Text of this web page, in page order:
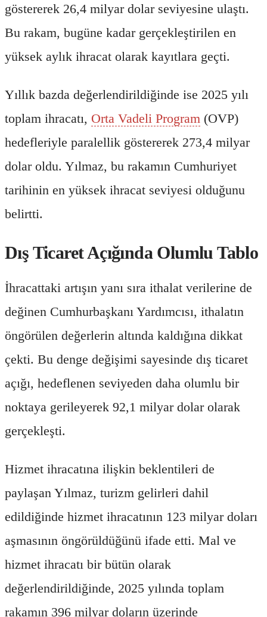
göstererek 26,4 milyar dolar seviyesine ulaştı.
Bu rakam, bugüne kadar gerçekleştirilen en
yüksek aylık ihracat olarak kayıtlara geçti.
Yıllık bazda değerlendirildiğinde ise 2025 yılı
toplam ihracatı, Orta Vadeli Program (OVP)
hedefleriyle paralellik göstererek 273,4 milyar
dolar oldu. Yılmaz, bu rakamın Cumhuriyet
tarihinin en yüksek ihracat seviyesi olduğunu
belirtti.
Dış Ticaret Açığında Olumlu Tablo
İhracattaki artışın yanı sıra ithalat verilerine de
değinen Cumhurbaşkanı Yardımcısı, ithalatın
öngörülen değerlerin altında kaldığına dikkat
çekti. Bu denge değişimi sayesinde dış ticaret
açığı, hedeflenen seviyeden daha olumlu bir
noktaya gerileyerek 92,1 milyar dolar olarak
gerçekleşti.
Hizmet ihracatına ilişkin beklentileri de
paylaşan Yılmaz, turizm gelirleri dahil
edildiğinde hizmet ihracatının 123 milyar doları
aşmasının öngörüldüğünü ifade etti. Mal ve
hizmet ihracatı bir bütün olarak
değerlendirildiğinde, 2025 yılında toplam
rakamın 396 milyar doların üzerinde